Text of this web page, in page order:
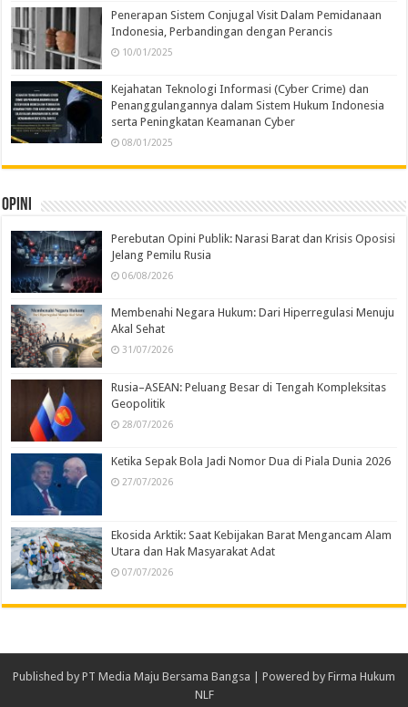
Penerapan Sistem Conjugal Visit Dalam Pemidanaan
Indonesia, Perbandingan dengan Perancis
10/01/2025
Kejahatan Teknologi Informasi (Cyber Crime) dan
Penanggulangannya dalam Sistem Hukum Indonesia
serta Peningkatan Keamanan Cyber
08/01/2025
Opini
Perebutan Opini Publik: Narasi Barat dan Krisis Oposisi
Jelang Pemilu Rusia
06/08/2026
Membenahi Negara Hukum: Dari Hiperregulasi Menuju
Akal Sehat
31/07/2026
Rusia–ASEAN: Peluang Besar di Tengah Kompleksitas
Geopolitik
28/07/2026
Ketika Sepak Bola Jadi Nomor Dua di Piala Dunia 2026
27/07/2026
Ekosida Arktik: Saat Kebijakan Barat Mengancam Alam
Utara dan Hak Masyarakat Adat
07/07/2026
Published by PT Media Maju Bersama Bangsa | Powered by Firma Hukum
NLF